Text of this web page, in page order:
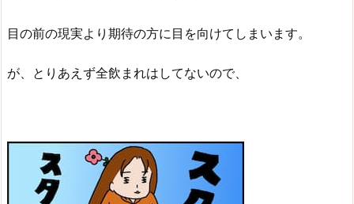
目の前の現実より期待の方に目を向けてしまいます。
が、とりあえず全飲まれはしてないので、